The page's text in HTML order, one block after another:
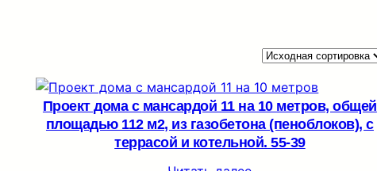
Проект дома с мансардой 11 на 10 метров, общей
площадью 112 м2, из газобетона (пеноблоков), c
террасой и котельной. 55-39